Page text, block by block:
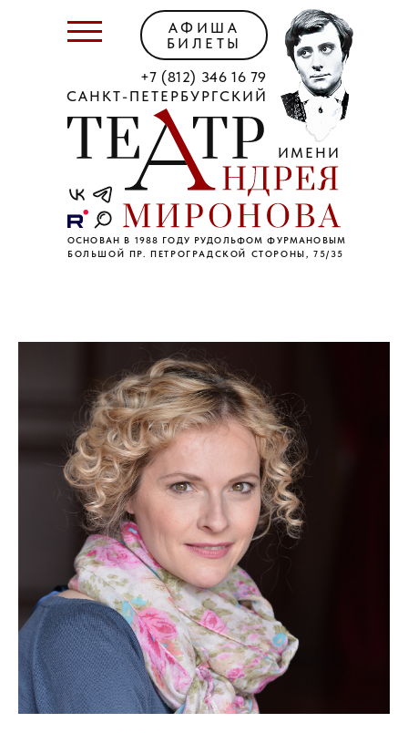
САНКТ-ПЕТЕРБУРГСКИЙ
ИМЕНИ
ОСНОВАН В 1988 ГОДУ РУДОЛЬФОМ ФУРМАНОВЫМ
+7 (812) 346 16 79
БОЛЬШОЙ ПР. ПЕТРОГРАДСКОЙ СТОРОНЫ, 75/35
АФИША
БИЛЕТЫ